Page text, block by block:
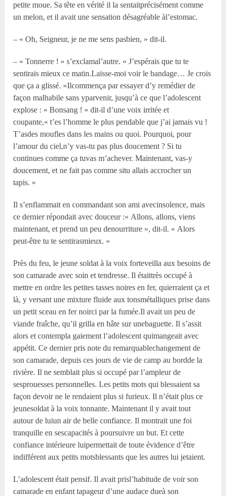
petite moue. Sa tête en vérité il la sentaitprécisément comme
un melon, et il avait une sensation désagréable àl’estomac.
– « Oh, Seigneur, je ne me sens pasbien, » dit-il.
– « Tonnerre ! » s’exclamal’autre. « J’espérais que tu te
sentirais mieux ce matin.Laisse-moi voir le bandage… Je crois
que ça a glissé. »Ilcommença par essayer d’y remédier de
façon malhabile sans yparvenir, jusqu’à ce que l’adolescent
explose : « Bonsang ! » dit-il d’une voix irritée et
coupante,« t’es l’homme le plus pendable que j’ai jamais vu !
T’asdes moufles dans les mains ou quoi. Pourquoi, pour
l’amour du ciel,n’y vas-tu pas plus doucement ? Si tu
continues comme ça tuvas m’achever. Maintenant, vas-y
doucement, et ne fait pas comme situ allais accrocher un
tapis. »
Il s’enflammait en commandant son ami avecinsolence, mais
ce dernier répondait avec douceur :« Allons, allons, viens
maintenant, et prend un peu denourriture », dit-il. « Alors
peut-être tu te sentirasmieux. »
Près du feu, le jeune soldat à la voix forteveilla aux besoins de
son camarade avec soin et tendresse. Il étaittrès occupé à
mettre en ordre les petites tasses noires en fer, quierraient ça et
là, y versant une mixture fluide aux tonsmétalliques prise dans
un petit sceau en fer noirci par la fumée.Il avait un peu de
viande fraîche, qu’il grilla en hâte sur unebaguette. Il s’assit
alors et contempla gaiement l’adolescent quimangeait avec
appétit. Ce dernier pris note du remarquablechangement de
son camarade, depuis ces jours de vie de camp au bordde la
rivière. Il ne semblait plus si occupé par l’ampleur de
sesprouesses personnelles. Les petits mots qui blessaient sa
façon devoir ne le rendaient plus si furieux. Il n’était plus ce
jeunesoldat à la voix tonnante. Maintenant il y avait tout
autour de luiun air de belle confiance. Il montrait une foi
tranquille en sescapacités à poursuivre un but. Et cette
confiance intérieure luipermettait de toute évidence d’être
indifférent aux petits motsblessants que les autres lui jetaient.
L’adolescent était pensif. Il avait prisl’habitude de voir son
camarade en enfant tapageur d’une audace dueà son